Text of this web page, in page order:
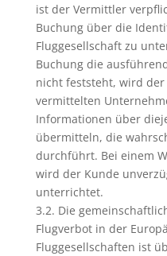
ist der Vermittler
Buchung über die
Fluggesellschaft zu
Buchung die
nicht feststeht, wird
vermittelten
Informationen über
übermitteln, die
durchführt. Bei einem
wird der Kunde
unterrichtet.
3.2. Die
Flugverbot in der
Fluggesellschaften ist